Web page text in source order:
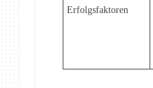
Erfolgsfaktoren